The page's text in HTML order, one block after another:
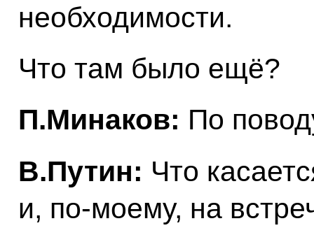
необходимости.
Что там было ещё?
П.Минаков: По
В.Путин: Что
и, по-моему, на